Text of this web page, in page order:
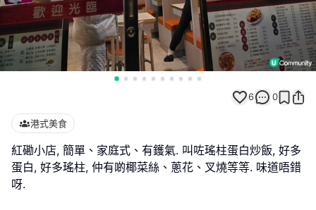
6 0
港式美食
紅磡小店, 簡單、家庭式、有鑊氣. 叫咗瑤柱蛋白炒飯, 好多
蛋白, 好多瑤柱, 仲有啲椰菜絲、蔥花、叉燒等等. 味道唔錯
呀.